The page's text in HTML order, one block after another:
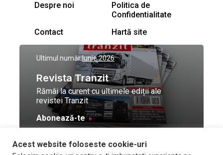
Despre noi
Politica de
Confidentialitate
Contact
Hartă site
Ultimul număr:Iunie 2026
Revista Tranzit
Rămâi la curent cu ultimele ediții ale
revistei Tranzit
Abonează-te
© Toate drepturile
Design by
Acest website foloseste cookie-uri